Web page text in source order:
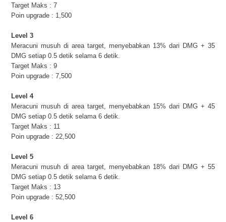
Target Maks : 7
Poin upgrade : 1,500
Level 3
Meracuni musuh di area target, menyebabkan 13% dari DMG + 35
DMG setiap 0.5 detik selama 6 detik.
Target Maks : 9
Poin upgrade : 7,500
Level 4
Meracuni musuh di area target, menyebabkan 15% dari DMG + 45
DMG setiap 0.5 detik selama 6 detik.
Target Maks : 11
Poin upgrade : 22,500
Level 5
Meracuni musuh di area target, menyebabkan 18% dari DMG + 55
DMG setiap 0.5 detik selama 6 detik.
Target Maks : 13
Poin upgrade : 52,500
Level 6